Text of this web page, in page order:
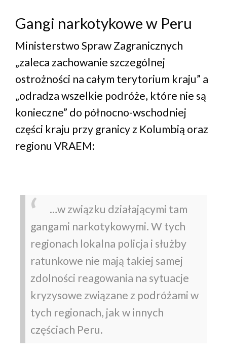
Gangi narkotykowe w Peru
Ministerstwo Spraw Zagranicznych
„zaleca zachowanie szczególnej
ostrożności na całym terytorium kraju” a
„odradza wszelkie podróże, które nie są
konieczne” do północno-wschodniej
części kraju przy granicy z Kolumbią oraz
regionu VRAEM:
…w związku działającymi tam
gangami narkotykowymi. W tych
regionach lokalna policja i służby
ratunkowe nie mają takiej samej
zdolności reagowania na sytuacje
kryzysowe związane z podróżami w
tych regionach, jak w innych
częściach Peru.